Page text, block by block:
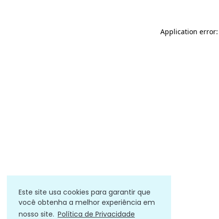
Este site usa cookies para garantir que
você obtenha a melhor experiência em
nosso site. Política de Privacidade
Application